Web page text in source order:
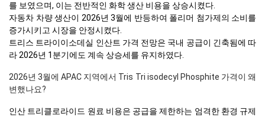
를 보였으며, 이는 전반적인 화학 생산 비용을 상승시켰다.
자동차 차량 생산이 2026년 3월에 반등하여 폴리머 첨가제의 소비를
증가시키고 시장을 안정시켰다.
트리스 트라이이소데실 인산트 가격 전망은 국내 공급이 긴축됨에 따
라 2026년 1분기에도 계속 상승세를 유지하였다.
2026년 3월에 APAC 지역에서 Tris Tri isodecyl Phosphite 가격이 왜
변했나요?
인산 트리클로라이드 원료 비용은 공급을 제한하는 엄격한 환경 규제